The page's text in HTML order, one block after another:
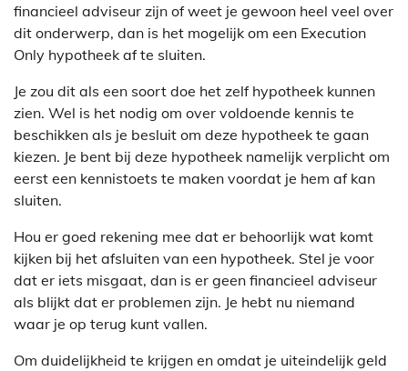
financieel adviseur zijn of weet je gewoon heel veel over
dit onderwerp, dan is het mogelijk om een Execution
Only hypotheek af te sluiten.
Je zou dit als een soort doe het zelf hypotheek kunnen
zien. Wel is het nodig om over voldoende kennis te
beschikken als je besluit om deze hypotheek te gaan
kiezen. Je bent bij deze hypotheek namelijk verplicht om
eerst een kennistoets te maken voordat je hem af kan
sluiten.
Hou er goed rekening mee dat er behoorlijk wat komt
kijken bij het afsluiten van een hypotheek. Stel je voor
dat er iets misgaat, dan is er geen financieel adviseur
als blijkt dat er problemen zijn. Je hebt nu niemand
waar je op terug kunt vallen.
Om duidelijkheid te krijgen en omdat je uiteindelijk geld